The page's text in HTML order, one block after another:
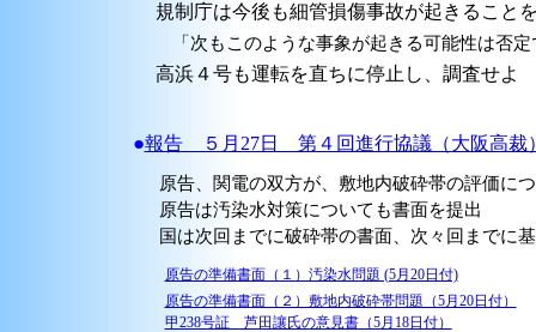
規制庁は今後も細管損傷事故が起きること
「次もこのような事象が起きる可能性は否定
高浜４号も運転を直ちに停止し、調査せよ
●報告 ５月27日 第４回進行協議（大阪高裁
原告、関電の双方が、敷地内破砕帯の評価に
原告は汚染水対策についても書面を提出
国は次回までに破砕帯の書面、次々回までに
原告の準備書面（１）汚染水問題 (5月20日付)
原告の準備書面（２）敷地内破砕帯問題（5月20日付）
甲238号証 芦田讓氏の意見書（5月18日付）